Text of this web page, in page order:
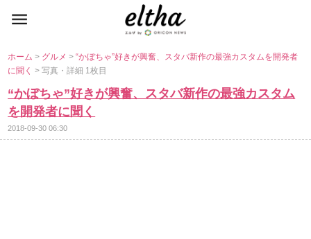
ホーム> グルメ>“かぼちゃ”好きが興奮、スタバ新作の最強カスタムを開発者
に聞く> 写真・詳細 1枚目
“かぼちゃ”好きが興奮、スタバ新作の最強カスタム
を開発者に聞く
2018-09-30 06:30